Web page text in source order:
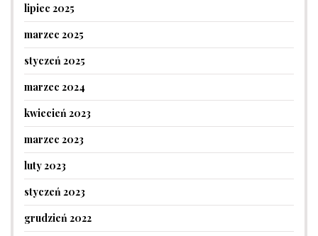
lipiec 2025
marzec 2025
styczeń 2025
marzec 2024
kwiecień 2023
marzec 2023
luty 2023
styczeń 2023
grudzień 2022